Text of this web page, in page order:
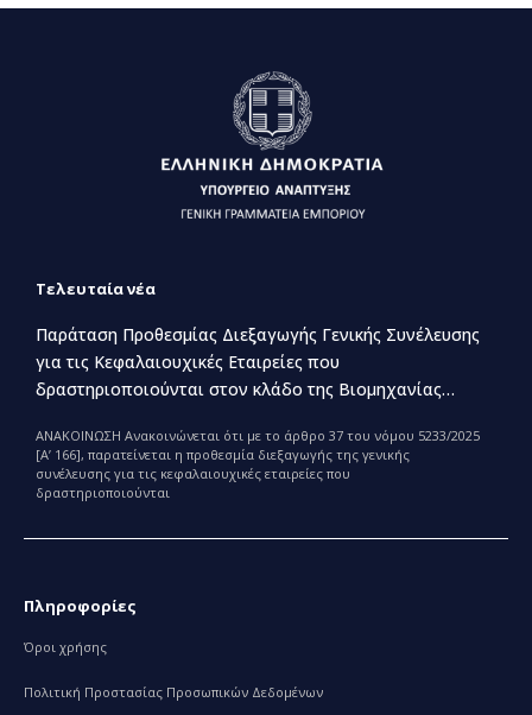
Τελευταία νέα
Παράταση Προθεσμίας Διεξαγωγής Γενικής Συνέλευσης
για τις Κεφαλαιουχικές Εταιρείες που
δραστηριοποιούνται στον κλάδο της Βιομηχανίας
ΑΝΑΚΟΙΝΩΣΗ Ανακοινώνεται ότι με το άρθρο 37 του νόμου 5233/2025
[Α’ 166], παρατείνεται η προθεσμία διεξαγωγής της γενικής
συνέλευσης για τις κεφαλαιουχικές εταιρείες που
δραστηριοποιούνται
Πληροφορίες
Όροι χρήσης
Πολιτική Προστασίας Προσωπικών Δεδομένων